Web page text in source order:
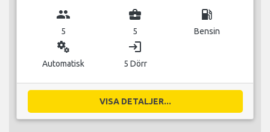
group
5
business_center
5
local_gas_station
Bensin
miscellaneous_services
Automatisk
login
5 Dörr
VISA DETALJER...